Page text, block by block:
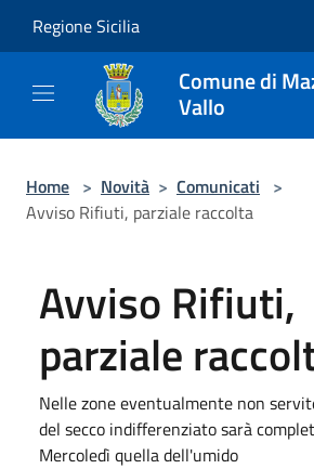
Regione Sicilia
Comune di
Vallo
Home > Novità > Comunicati >
Avviso Rifiuti, parziale raccolta
Avviso Rifiuti,
parziale
Nelle zone eventualmente non
del secco indifferenziato sarà
Mercoledì quella dell'umido